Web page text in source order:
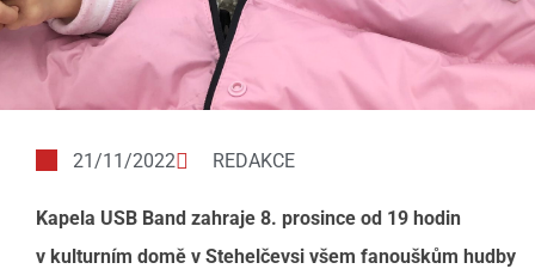
21/11/2022 REDAKCE
Kapela USB Band zahraje 8. prosince od 19 hodin
v kulturním domě v Stehelčevsi všem fanouškům hudby